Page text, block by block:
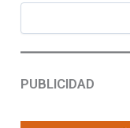
PUBLICIDAD